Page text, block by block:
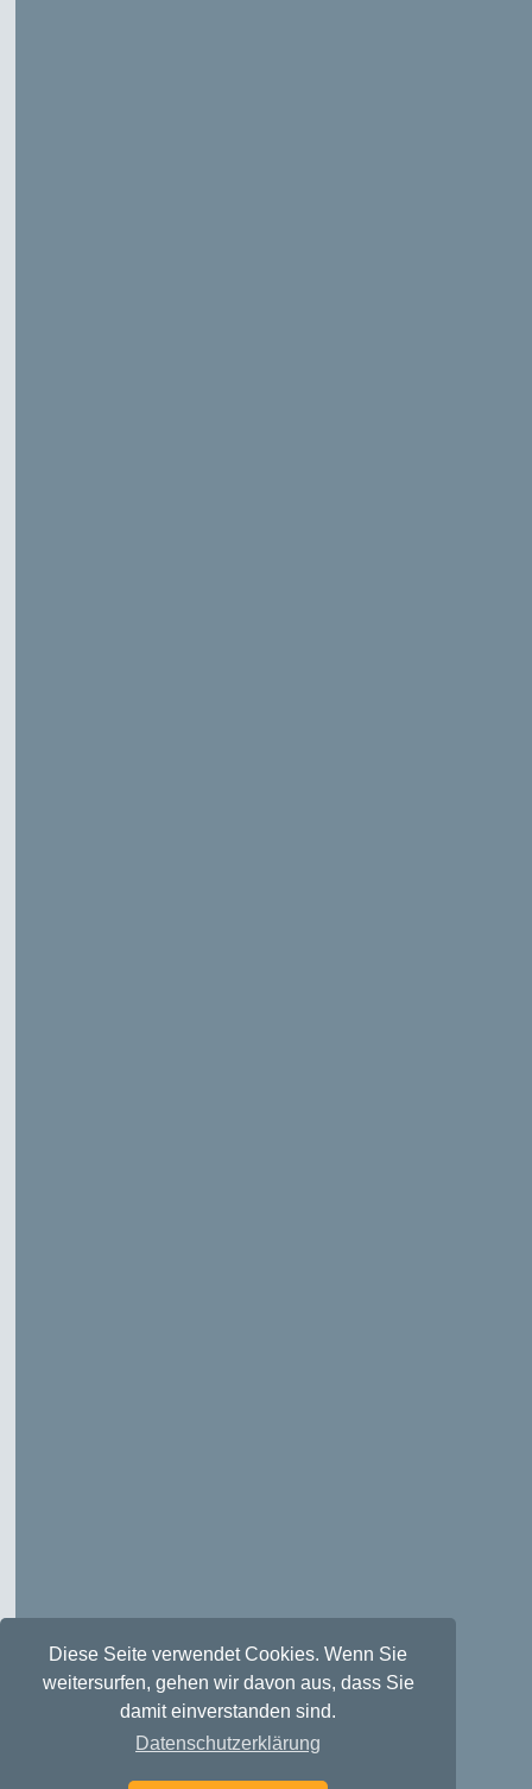
Diese Seite verwendet Cookies. Wenn Sie
weitersurfen, gehen wir davon aus, dass Sie
damit einverstanden sind.
Datenschutzerklärung